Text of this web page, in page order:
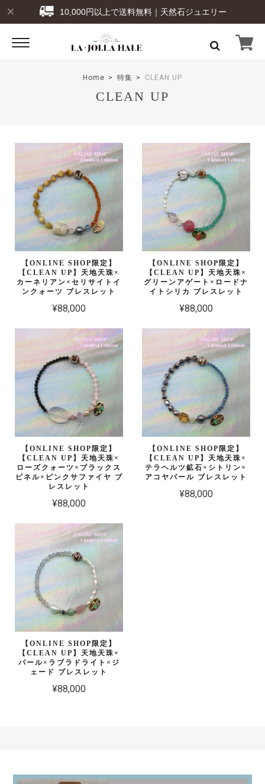
10,000円以上で送料無料｜天然石ジュエリー
Home 特集 CLEAN UP
CLEAN UP
【ONLINE SHOP限定】
【CLEAN UP】天地天珠×
カーネリアン×セリサイトイ
ンクォーツ ブレスレット
¥88,000
【ONLINE SHOP限定】
【CLEAN UP】天地天珠×
グリーンアゲート×ロードナ
イトシリカ ブレスレット
¥88,000
【ONLINE SHOP限定】
【CLEAN UP】天地天珠×
ローズクォーツ×ブラックス
ピネル×ピンクサファイヤ ブ
レスレット
¥88,000
【ONLINE SHOP限定】
【CLEAN UP】天地天珠×
テラヘルツ鉱石×シトリン×
アコヤパール ブレスレット
¥88,000
【ONLINE SHOP限定】
【CLEAN UP】天地天珠×
パール×ラブラドライト×ジ
ェード ブレスレット
¥88,000